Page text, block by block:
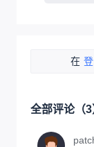
在
全部评论（3